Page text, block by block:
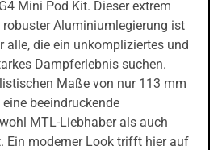
Mini Pod Kit. Dieser extrem
robuster Aluminiumlegierung ist
alle, die ein unkompliziertes und
Dampferlebnis suchen.
Maße von nur 113 mm
beeindruckende
MTL-Liebhaber als auch
Ein moderner Look trifft hier auf